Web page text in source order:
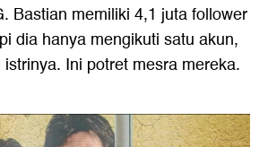
Bastian memiliki 4,1 juta follower
dia hanya mengikuti satu akun,
Ini potret mesra mereka.